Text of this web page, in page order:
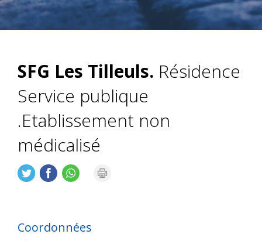
SFG Les Tilleuls. Résidence
Service publique
.Etablissement non
médicalisé
Coordonnées